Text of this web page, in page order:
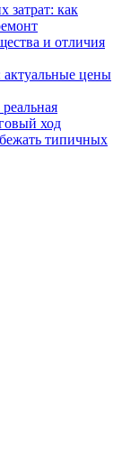
затрат: как
и отличия
актуальные цены
ход
типичных